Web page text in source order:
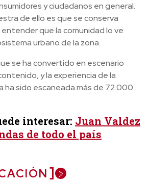
y ciudadanos en general.
de ello es que se conserva
que la comunidad lo ve
urbano de la zona.
se ha convertido en escenario
y la experiencia de la
ha sido escaneada más de 72.000
interesar: Juan Valdez
de todo el país